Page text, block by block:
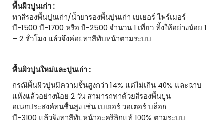
พื้นผิวปูนเก่า :
ทาสีรองพื้นปูนเก่า/น้ำยารองพื้นปูนเก่า เบเยอร์ ไพร์เมอร์
บี-1500 บี-1700 หรือ บี-2500 จำนวน 1 เที่ยว ทิ้งให้อย่างน้อย 1
– 2 ชั่วโมง แล้วจึงค่อยทาสีทับหน้าตามระบบ
พื้นผิวปูนใหม่และปูนเก่า :
กรณีพื้นผิวปูนมีความชื้นสูงกว่า 14% แต่ไม่เกิน 40% และฉาบ
แห้งแล้วอย่างน้อย 2 วัน สามารถทาด้วยสีรองพื้นปูน
อเนกประสงค์ทนชื้นสูง เช่น เบเยอร์ วอเตอร์ บล็อก
บี-3100 แล้วจึงทาสีทับหน้าอะคริลิกแท้ 100% ตามระบบ